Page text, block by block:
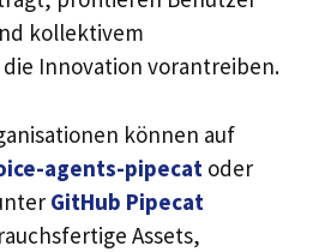
kollektivem
die Innovation vorantreiben.
können auf
agents-pipecat oder
GitHub Pipecat
Assets,